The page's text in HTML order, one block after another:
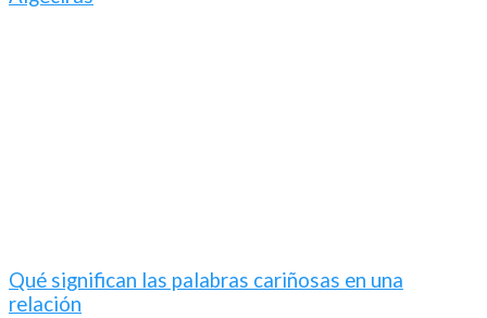
Qué significan las palabras cariñosas en una
relación